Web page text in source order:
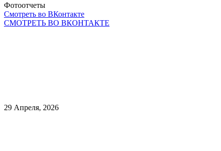
Фотоотчеты
Смотреть во ВКонтакте
СМОТРЕТЬ ВО ВКОНТАКТЕ
29 Апреля, 2026